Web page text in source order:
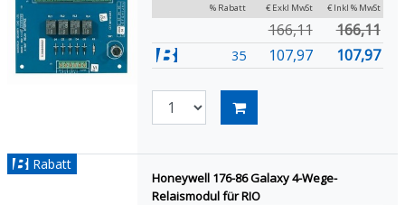
% Rabatt € Exkl MwSt € Inkl % MwSt
166,11 166,11
35 107,97 107,97
Rabatt
Honeywell 176-86 Galaxy 4-Wege-
Relaismodul für RIO